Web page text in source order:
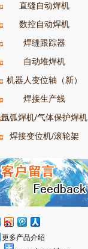
直缝自动焊机
数控自动焊机
焊缝跟踪器
自动堆焊机
机器人变位轴（新）
焊接生产线
氩弧焊机/气体保护焊机
焊接变位机/滚轮架
更多产品介绍